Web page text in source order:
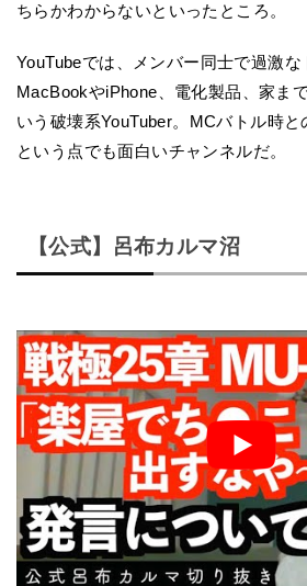
ちらかわからないといったところ。
YouTubeでは、メンバー同士で過激
MacBookやiPhone、電化製品、家ま
いう破壊系YouTuber。MCバトル時
という点でも面白いチャンネルだ。
【公式】呂布カルマ沼